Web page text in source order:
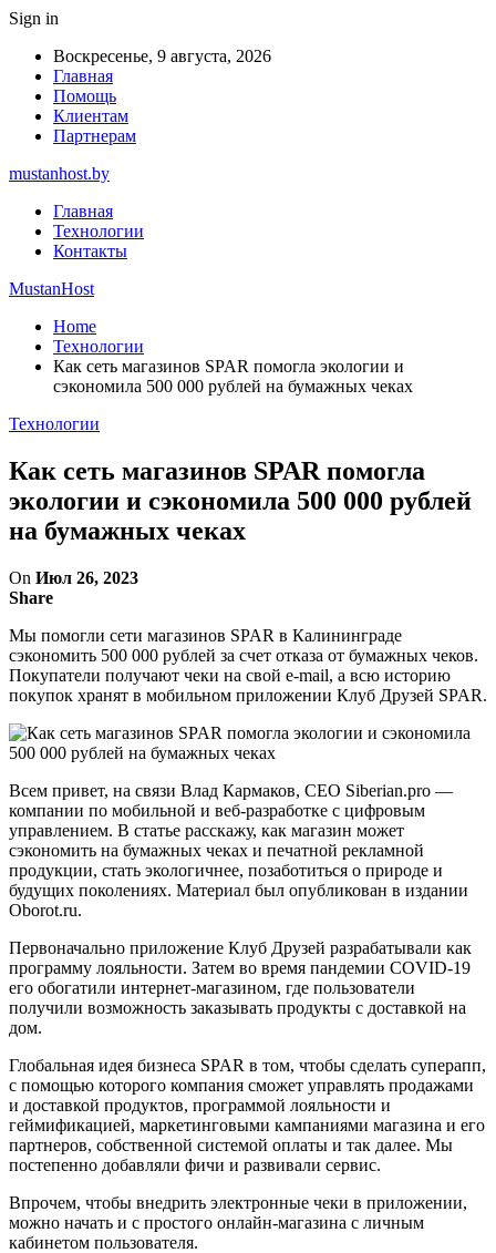
Sign in
Воскресенье, 9 августа, 2026
Главная
Помощь
Клиентам
Партнерам
mustanhost.by
Главная
Технологии
Контакты
MustanHost
Home
Технологии
Как сеть магазинов SPAR помогла экологии и
сэкономила 500 000 рублей на бумажных чеках
Технологии
Как сеть магазинов SPAR помогла
экологии и сэкономила 500 000 рублей
на бумажных чеках
On Июл 26, 2023
Share
Мы помогли сети магазинов SPAR в Калининграде
сэкономить 500 000 рублей за счет отказа от бумажных чеков.
Покупатели получают чеки на свой e-mail, а всю историю
покупок хранят в мобильном приложении Клуб Друзей SPAR.
Всем привет, на связи Влад Кармаков, CEO Siberian.pro —
компании по мобильной и веб-разработке с цифровым
управлением. В статье расскажу, как магазин может
сэкономить на бумажных чеках и печатной рекламной
продукции, стать экологичнее, позаботиться о природе и
будущих поколениях. Материал был опубликован в издании
Oborot.ru.
Первоначально приложение Клуб Друзей разрабатывали как
программу лояльности. Затем во время пандемии COVID-19
его обогатили интернет-магазином, где пользователи
получили возможность заказывать продукты с доставкой на
дом.
Глобальная идея бизнеса SPAR в том, чтобы сделать суперапп,
с помощью которого компания сможет управлять продажами
и доставкой продуктов, программой лояльности и
геймификацией, маркетинговыми кампаниями магазина и его
партнеров, собственной системой оплаты и так далее. Мы
постепенно добавляли фичи и развивали сервис.
Впрочем, чтобы внедрить электронные чеки в приложении,
можно начать и с простого онлайн-магазина с личным
кабинетом пользователя.